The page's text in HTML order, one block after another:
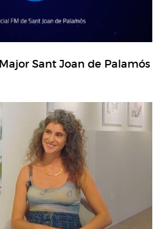
Sant Joan de Palamós